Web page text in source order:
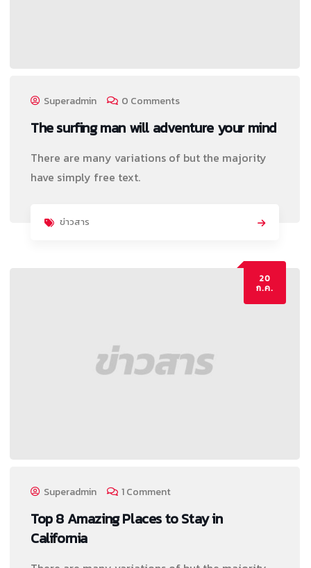
Superadmin 0 Comments
The surfing man will adventure your mind
There are many variations of but the majority
have simply free text.
ข่าวสาร
20
ก.ค.
Superadmin 1 Comment
Top 8 Amazing Places to Stay in
California